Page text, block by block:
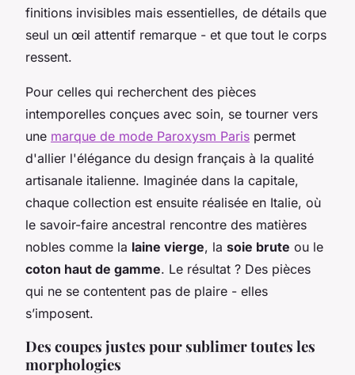
finitions invisibles mais essentielles, de détails que
seul un œil attentif remarque - et que tout le corps
ressent.
Pour celles qui recherchent des pièces
intemporelles conçues avec soin, se tourner vers
une marque de mode Paroxysm Paris permet
d'allier l'élégance du design français à la qualité
artisanale italienne. Imaginée dans la capitale,
chaque collection est ensuite réalisée en Italie, où
le savoir-faire ancestral rencontre des matières
nobles comme la laine vierge, la soie brute ou le
coton haut de gamme. Le résultat ? Des pièces
qui ne se contentent pas de plaire - elles
s’imposent.
Des coupes justes pour sublimer toutes les
morphologies